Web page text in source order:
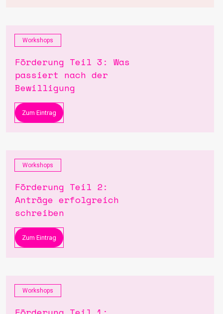
Workshops
Förderung Teil 3: Was
passiert nach der
Bewilligung
Zum Eintrag
Workshops
Förderung Teil 2:
Anträge erfolgreich
schreiben
Zum Eintrag
Workshops